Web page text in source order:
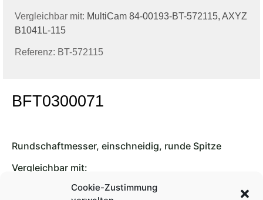
Cookie-Zustimmung
Vergleichbar mit: MultiCam 84-00193-BT-572115, AXYZ
B1041L-115
Referenz: BT-572115
BFT0300071
Rundschaftmesser, einschneidig, runde Spitze
Vergleichbar mit:
MultiCam 84-00193-BT-572115